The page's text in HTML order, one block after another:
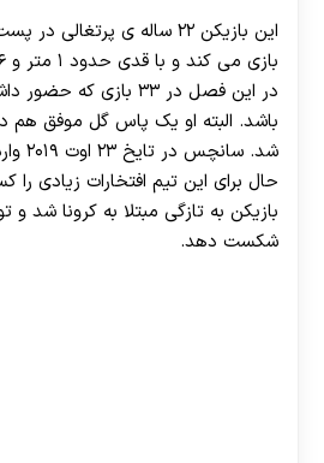
این بازیکن ۲۲ ساله ی
در این فصل در ۳۳ بازی
باشد. البته او یک پاس گل موفق هم
شد.
حال برای این تیم افتخارات زیادی
بازیکن به تازگی مبتلا به کرونا شد و
شکست دهد.